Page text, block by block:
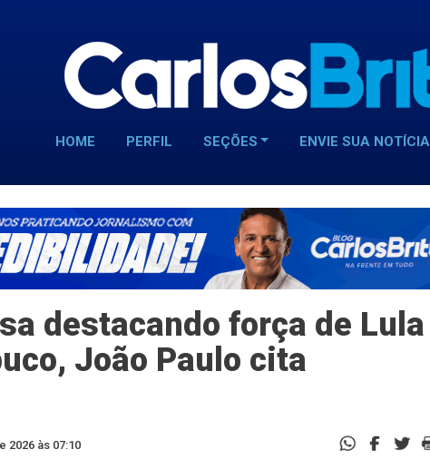
HOME PERFIL SEÇÕES ENVIE SUA NOTÍCIA
destacando força de Lula
João Paulo cita
2026 às 07:10